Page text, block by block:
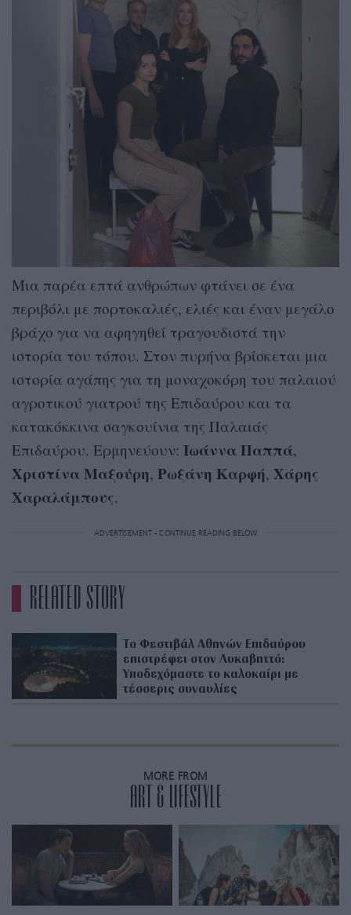
Μια παρέα επτά ανθρώπων φτάνει σε ένα
περιβόλι με πορτοκαλιές, ελιές και έναν μεγάλο
βράχο για να αφηγηθεί τραγουδιστά την
ιστορία του τόπου. Στον πυρήνα βρίσκεται μια
ιστορία αγάπης για τη μοναχοκόρη του παλαιού
αγροτικού γιατρού της Επιδαύρου και τα
κατακόκκινα σαγκουίνια της Παλαιάς
Επιδαύρου. Ερμηνεύουν: Ιωάννα Παππά,
Χριστίνα Μαξούρη, Ρωξάνη Καρφή, Χάρης
Χαραλάμπους.
ADVERTISEMENT - CONTINUE READING BELOW
RELATED STORY
Το Φεστιβάλ Αθηνών Επιδαύρου
επιστρέφει στον Λυκαβηττό:
Υποδεχόμαστε το καλοκαίρι με
τέσσερις συναυλίες
MORE FROM
ART & LIFESTYLE